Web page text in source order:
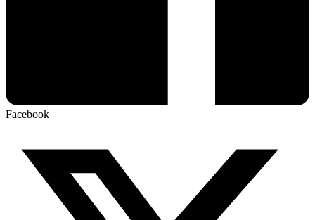
Facebook